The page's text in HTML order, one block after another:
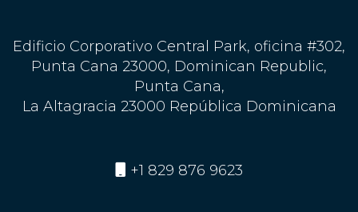
Edificio Corporativo Central Park, oficina #302,
Punta Cana 23000, Dominican Republic,
Punta Cana,
La Altagracia 23000 República Dominicana
+1 829 876 9623